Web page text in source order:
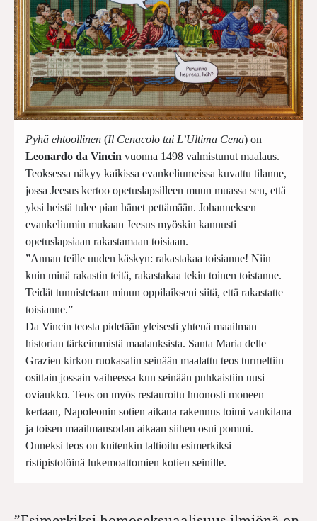
Pyhä ehtoollinen (Il Cenacolo tai L’Ultima Cena) on
Leonardo da Vincin vuonna 1498 valmistunut maalaus.
Teoksessa näkyy kaikissa evankeliumeissa kuvattu tilanne,
jossa Jeesus kertoo opetuslapsilleen muun muassa sen, että
yksi heistä tulee pian hänet pettämään. Johanneksen
evankeliumin mukaan Jeesus myöskin kannusti
opetuslapsiaan rakastamaan toisiaan.
”Annan teille uuden käskyn: rakastakaa toisianne! Niin
kuin minä rakastin teitä, rakastakaa tekin toinen toistanne.
Teidät tunnistetaan minun oppilaikseni siitä, että rakastatte
toisianne.”
Da Vincin teosta pidetään yleisesti yhtenä maailman
historian tärkeimmistä maalauksista. Santa Maria delle
Grazien kirkon ruokasalin seinään maalattu teos turmeltiin
osittain jossain vaiheessa kun seinään puhkaistiin uusi
oviaukko. Teos on myös restauroitu huonosti moneen
kertaan, Napoleonin sotien aikana rakennus toimi vankilana
ja toisen maailmansodan aikaan siihen osui pommi.
Onneksi teos on kuitenkin taltioitu esimerkiksi
ristipistotöinä lukemoattomien kotien seinille.